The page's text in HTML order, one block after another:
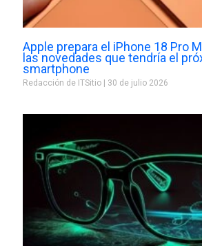
Apple prepara el iPhone 18 Pro
las novedades que tendría el
smartphone
Redacción de ITSitio 30 de julio 2026